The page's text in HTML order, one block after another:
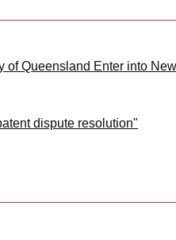
of Queensland Enter into New
dispute resolution"